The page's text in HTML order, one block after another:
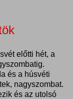
előtti hét, a
és a húsvéti
nagyszombat.
és az utolsó